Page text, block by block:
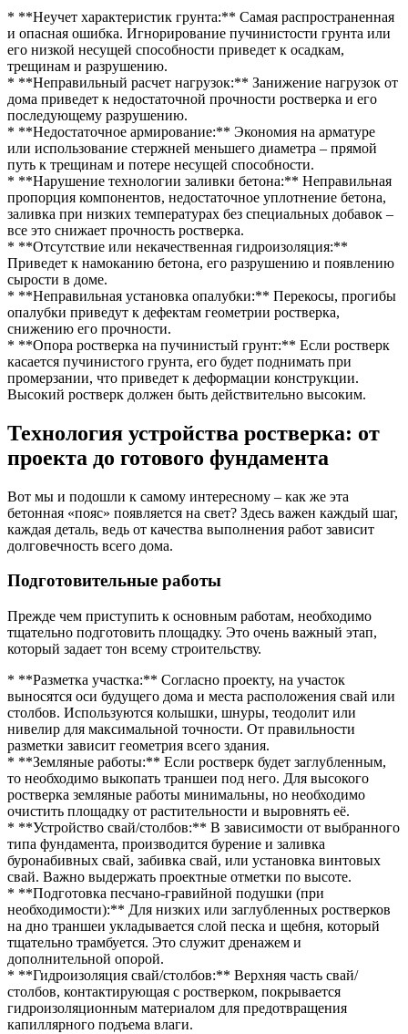
* **Неучет характеристик грунта:** Самая распространенная
и опасная ошибка. Игнорирование пучинистости грунта или
его низкой несущей способности приведет к осадкам,
трещинам и разрушению.
* **Неправильный расчет нагрузок:** Занижение нагрузок от
дома приведет к недостаточной прочности ростверка и его
последующему разрушению.
* **Недостаточное армирование:** Экономия на арматуре
или использование стержней меньшего диаметра – прямой
путь к трещинам и потере несущей способности.
* **Нарушение технологии заливки бетона:** Неправильная
пропорция компонентов, недостаточное уплотнение бетона,
заливка при низких температурах без специальных добавок –
все это снижает прочность ростверка.
* **Отсутствие или некачественная гидроизоляция:**
Приведет к намоканию бетона, его разрушению и появлению
сырости в доме.
* **Неправильная установка опалубки:** Перекосы, прогибы
опалубки приведут к дефектам геометрии ростверка,
снижению его прочности.
* **Опора ростверка на пучинистый грунт:** Если ростверк
касается пучинистого грунта, его будет поднимать при
промерзании, что приведет к деформации конструкции.
Высокий ростверк должен быть действительно высоким.
Технология устройства ростверка: от
проекта до готового фундамента
Вот мы и подошли к самому интересному – как же эта
бетонная «пояс» появляется на свет? Здесь важен каждый шаг,
каждая деталь, ведь от качества выполнения работ зависит
долговечность всего дома.
Подготовительные работы
Прежде чем приступить к основным работам, необходимо
тщательно подготовить площадку. Это очень важный этап,
который задает тон всему строительству.
* **Разметка участка:** Согласно проекту, на участок
выносятся оси будущего дома и места расположения свай или
столбов. Используются колышки, шнуры, теодолит или
нивелир для максимальной точности. От правильности
разметки зависит геометрия всего здания.
* **Земляные работы:** Если ростверк будет заглубленным,
то необходимо выкопать траншеи под него. Для высокого
ростверка земляные работы минимальны, но необходимо
очистить площадку от растительности и выровнять её.
* **Устройство свай/столбов:** В зависимости от выбранного
типа фундамента, производится бурение и заливка
буронабивных свай, забивка свай, или установка винтовых
свай. Важно выдержать проектные отметки по высоте.
* **Подготовка песчано-гравийной подушки (при
необходимости):** Для низких или заглубленных ростверков
на дно траншеи укладывается слой песка и щебня, который
тщательно трамбуется. Это служит дренажем и
дополнительной опорой.
* **Гидроизоляция свай/столбов:** Верхняя часть свай/
столбов, контактирующая с ростверком, покрывается
гидроизоляционным материалом для предотвращения
капиллярного подъема влаги.